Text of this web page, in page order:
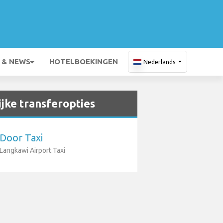
NEWS HOTELBOEKINGEN Nederlands
transferopties
Door Taxi
Langkawi Airport Taxi